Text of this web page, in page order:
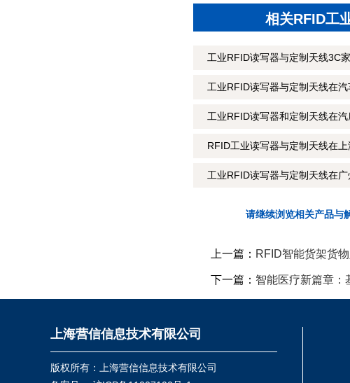
相关RFID工
工业RFID读写器与定制天线3C
工业RFID读写器与定制天线在
工业RFID读写器和定制天线在
RFID工业读写器与定制天线在
工业RFID读写器与定制天线在
请继续浏览相关产品与
上一篇： RFID智能货架货
下一篇： 智能医疗新篇章：
上海营信信息技术有限公司
版权所有：上海营信信息技术有限公司